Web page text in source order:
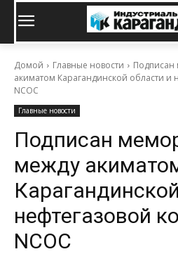
Домой Главные новости
акиматом Карагандинской области и
NCOC
Главные новости
Подписан
между
нефтегазовой
NCOC